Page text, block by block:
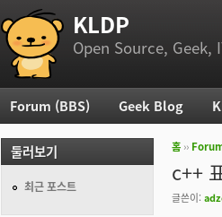
부 메뉴 KLDP
Open Source, Geek,
현재 위
홈 ››
c++
글쓴이:
주 메뉴
Forum (BBS) Geek Blog
둘러보기
최근 포스트